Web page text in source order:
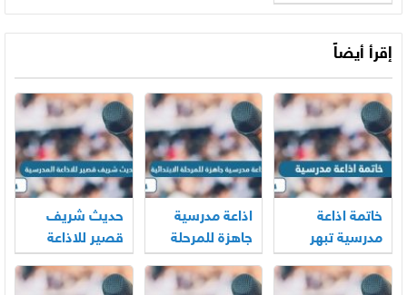
إقرأ أيضاً
خاتمة اذاعة
مدرسية تبهر
المعلمين
مكتوبة وجاهزة
اذاعة مدرسية
جاهزة للمرحلة
الابتدائية
حديث شريف
قصير للاذاعة
المدرسية